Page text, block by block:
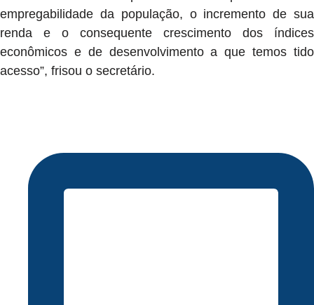
empregabilidade da população, o incremento de sua
renda e o consequente crescimento dos índices
econômicos e de desenvolvimento a que temos tido
acesso”, frisou o secretário.